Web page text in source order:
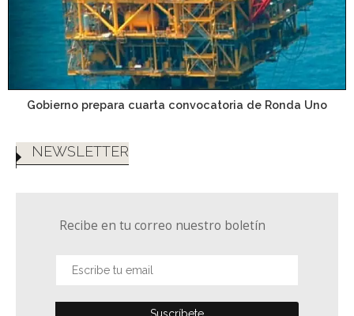
Gobierno prepara cuarta convocatoria de Ronda Uno
NEWSLETTER
Recibe en tu correo nuestro boletín